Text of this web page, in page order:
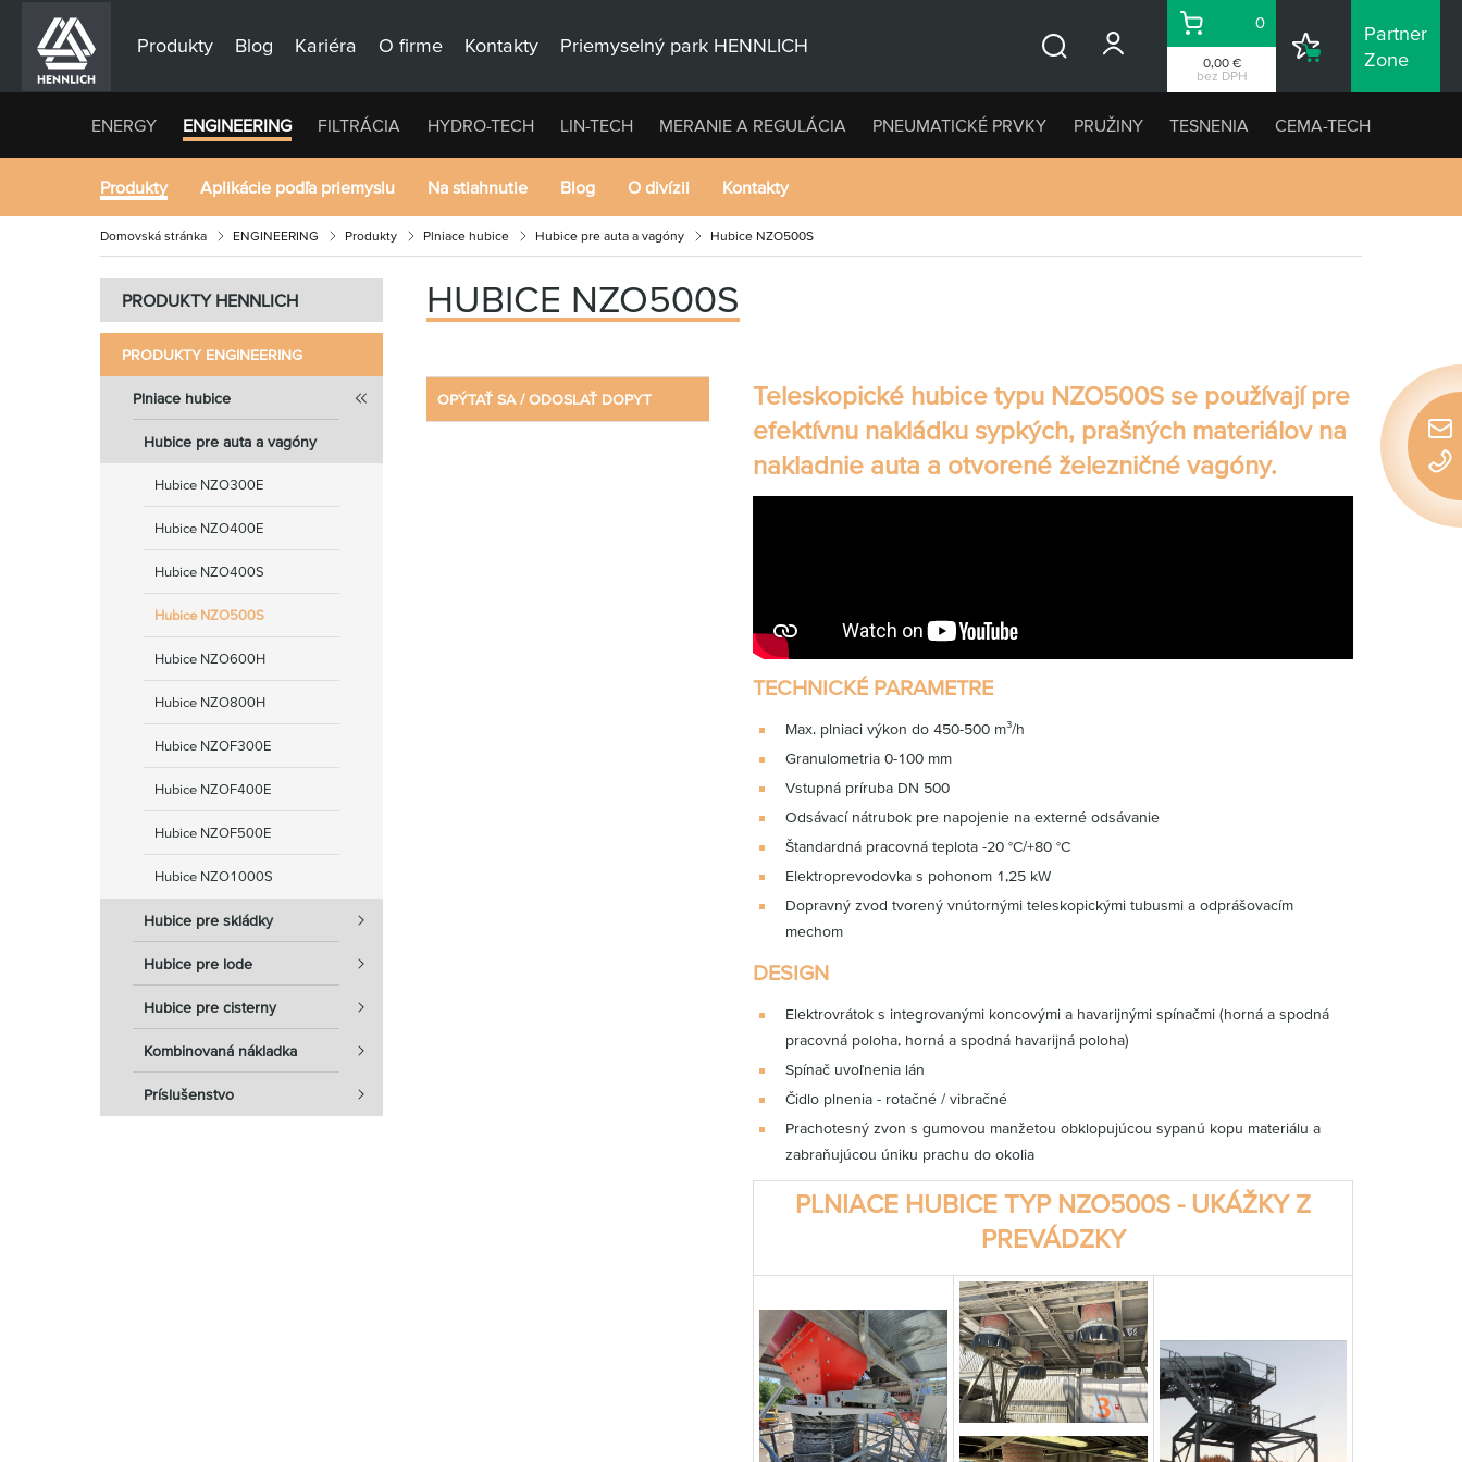
Produkty Blog Kariéra O firme Kontakty Priemyselný park HENNLICH
0,00 €
bez DPH
Košík
0
Nákupný
Partner
Zone
ENERGY ENGINEERING FILTRÁCIA HYDRO-TECH LIN-TECH MERANIE A REGULÁCIA PNEUMATICKÉ PRVKY PRUŽINY TESNENIA CEMA-TECH
Produkty Aplikácie podľa priemyslu Na stiahnutie Blog O divízii Kontakty
Domovská stránka ENGINEERING Produkty Plniace hubice Hubice pre auta a vagóny Hubice NZO500S
PRODUKTY HENNLICH
PRODUKTY ENGINEERING
Plniace hubice
Hubice pre auta a vagóny
Hubice NZO300E
Hubice NZO400E
Hubice NZO400S
Hubice NZO500S
Hubice NZO600H
Hubice NZO800H
Hubice NZOF300E
Hubice NZOF400E
Hubice NZOF500E
Hubice NZO1000S
Hubice pre skládky
Hubice pre lode
Hubice pre cisterny
Kombinovaná nákladka
Príslušenstvo
HUBICE NZO500S
OPÝTAŤ SA / ODOSLAŤ DOPYT Teleskopické hubice typu NZO500S se používají pre
efektívnu nakládku sypkých, prašných materiálov na
nakladnie auta a otvorené železničné vagóny.
TECHNICKÉ PARAMETRE
Max. plniaci výkon do 450-500 m³/h
Granulometria 0-100 mm
Vstupná príruba DN 500
Odsávací nátrubok pre napojenie na externé odsávanie
Štandardná pracovná teplota -20 °C/+80 °C
Elektroprevodovka s pohonom 1,25 kW
Dopravný zvod tvorený vnútornými teleskopickými tubusmi a odprášovacím
mechom
DESIGN
Elektrovrátok s integrovanými koncovými a havarijnými spínačmi (horná a spodná
pracovná poloha, horná a spodná havarijná poloha)
Spínač uvoľnenia lán
Čidlo plnenia - rotačné / vibračné
Prachotesný zvon s gumovou manžetou obklopujúcou sypanú kopu materiálu a
zabraňujúcou úniku prachu do okolia
PLNIACE HUBICE TYP NZO500S - UKÁŽKY Z
PREVÁDZKY